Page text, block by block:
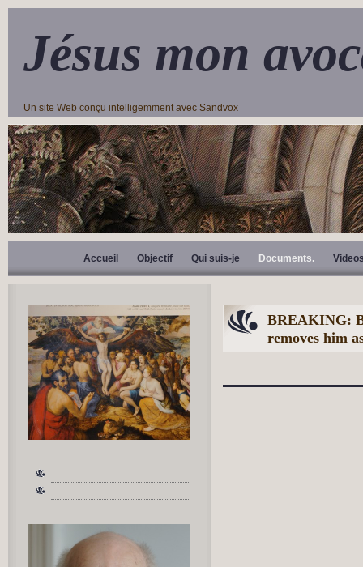
Jésus mon
Un site Web conçu intelligemment avec Sandvox
Accueil Objectif Qui suis-je Documents.
BREAKING:
removes him